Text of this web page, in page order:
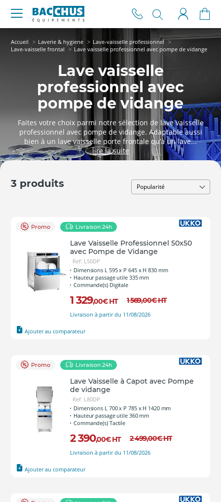
Accueil Laverie & hygiene
Lave-vaisselle professionnel
Lave-vaisselle frontal
Lave vaisselle professionnel avec pompe de vidange
Lave vaisselle
professionnel avec
pompe de vidange
Faites votre choix parmi notre sélection de lave vaisselle
professionnel avec pompe de vidange. Adaptable aussi
bien à un lave vaisselle porte frontale qu’à un lave...
3 produits
Promo Livraison 24h
Lave Vaisselle Professionnel 50x50
avec Pompe de Vidange
Ref: L50DP
Dimensions L 595 x P 645 x H 830 mm
Hauteur passage utile 335 mm
Commande(s) Digitale
1 329,00€ HT 1 569,00€HT
Livraison à partir du 11/08/2026
Ajouter au comparateur
Promo Livraison 24h
Lave Vaisselle à Capot avec Pompe
de vidange
Ref: L80DP
Dimensions L 700 x P 785 x H 1420 mm
Hauteur passage utile 360 mm
Commande(s) Tactile
2 390,00€ HT 2 499,00€HT
Livraison à partir du 11/08/2026
Ajouter au comparateur